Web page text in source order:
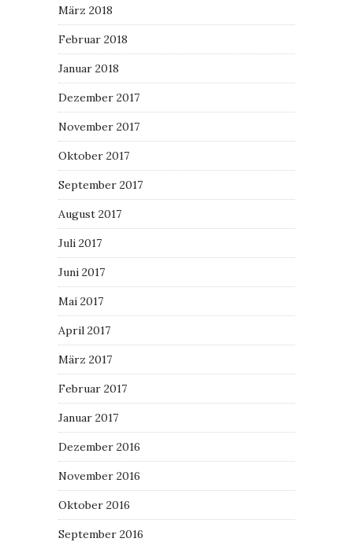
März 2018
Februar 2018
Januar 2018
Dezember 2017
November 2017
Oktober 2017
September 2017
August 2017
Juli 2017
Juni 2017
Mai 2017
April 2017
März 2017
Februar 2017
Januar 2017
Dezember 2016
November 2016
Oktober 2016
September 2016